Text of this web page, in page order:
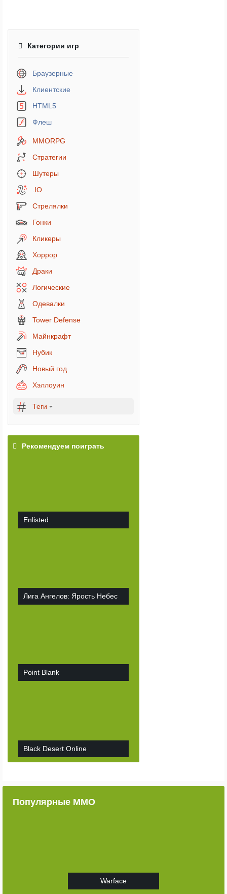
Категории игр
Браузерные
Клиентские
HTML5
Флеш
MMORPG
Стратегии
Шутеры
.IO
Стрелялки
Гонки
Кликеры
Хоррор
Драки
Логические
Одевалки
Tower Defense
Майнкрафт
Нубик
Новый год
Хэллоуин
Теги
Рекомендуем поиграть
Enlisted
Лига Ангелов: Ярость Небес
Point Blank
Black Desert Online
Популярные ММО
Warface